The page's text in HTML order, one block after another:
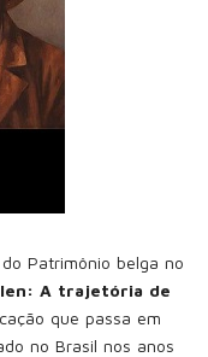
Patrimônio belga no
A trajetória de
que passa em
no Brasil nos anos